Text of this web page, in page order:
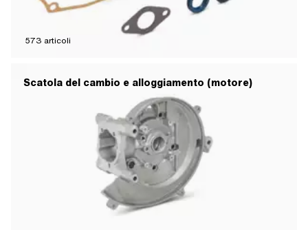
573 articoli
Scatola del cambio e alloggiamento (motore)